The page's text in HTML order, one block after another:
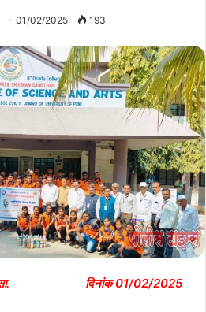
01/02/2025 193
,नेवासा. दिनांक 01/02/2025